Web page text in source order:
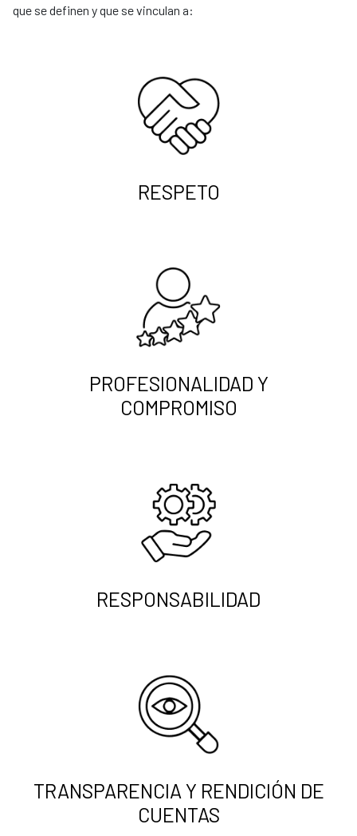
que se definen y que se vinculan a:
RESPETO
PROFESIONALIDAD Y
COMPROMISO
RESPONSABILIDAD
TRANSPARENCIA Y RENDICIÓN DE
CUENTAS